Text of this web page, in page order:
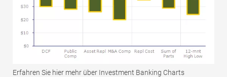
Erfahren Sie hier mehr über Investment Banking Charts